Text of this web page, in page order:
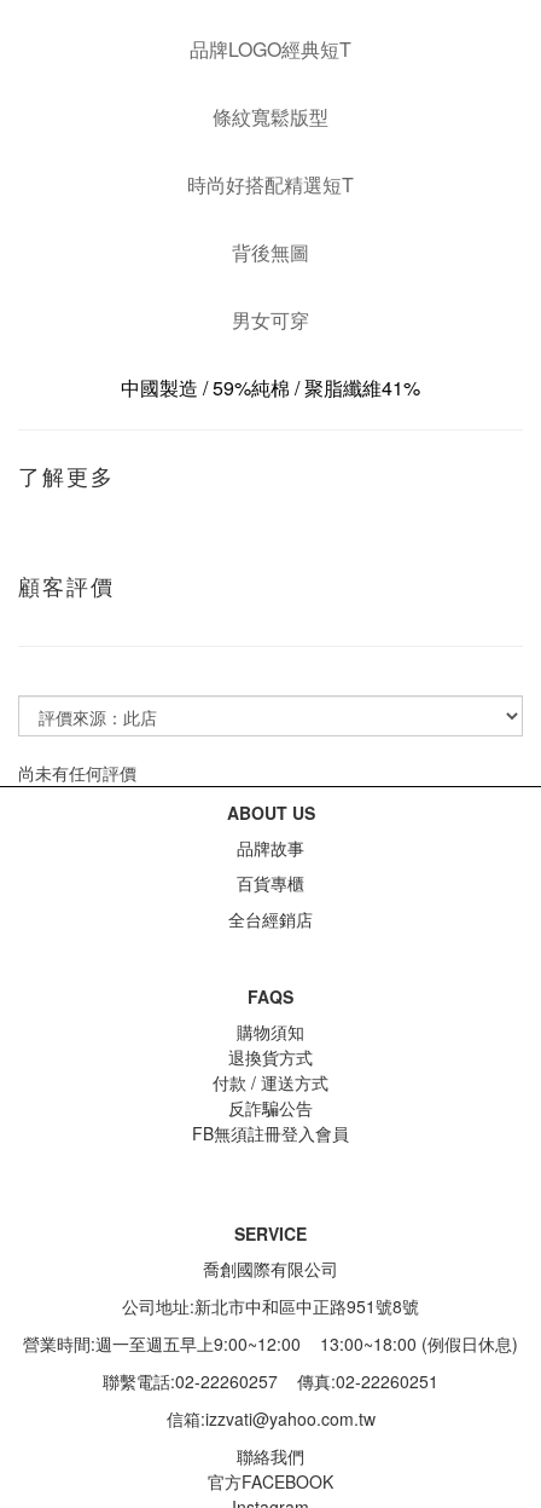
品牌LOGO經典短T
條紋寬鬆版型
時尚好搭配精選短T
背後無圖
男女可穿
中國製造 / 59%純棉 / 聚脂纖維41%
了解更多
顧客評價
尚未有任何評價
ABOUT US
品牌故事
百貨專櫃
全台經銷店
FAQS
購物須知
退換貨方式
付款 / 運送方式
反詐騙公告
FB無須註冊登入會員
SERVICE
喬創國際有限公司
公司地址:新北市中和區中正路951號8號
營業時間:週一至週五早上9:00~12:00 13:00~18:00 (例假日休息)
聯繫電話:02-22260257 傳真:02-22260251
信箱:izzvati@yahoo.com.tw
聯絡我們
官方FACEBOOK